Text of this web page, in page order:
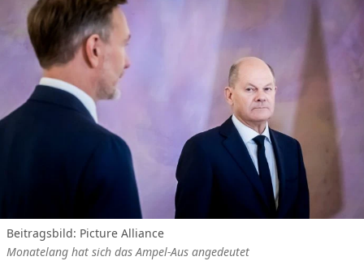
Beitragsbild: Picture Alliance
Monatelang hat sich das Ampel-Aus angedeutet